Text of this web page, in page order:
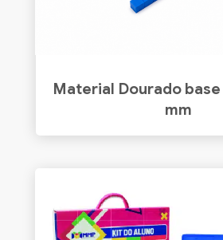
Material Dourado base
mm